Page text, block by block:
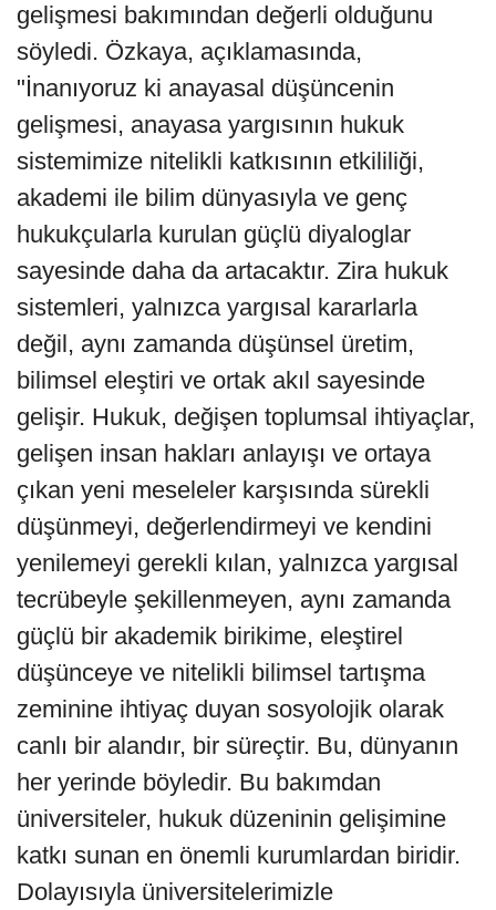
gelişmesi bakımından değerli olduğunu
söyledi. Özkaya, açıklamasında,
"İnanıyoruz ki anayasal düşüncenin
gelişmesi, anayasa yargısının hukuk
sistemimize nitelikli katkısının etkililiği,
akademi ile bilim dünyasıyla ve genç
hukukçularla kurulan güçlü diyaloglar
sayesinde daha da artacaktır. Zira hukuk
sistemleri, yalnızca yargısal kararlarla
değil, aynı zamanda düşünsel üretim,
bilimsel eleştiri ve ortak akıl sayesinde
gelişir. Hukuk, değişen toplumsal ihtiyaçlar,
gelişen insan hakları anlayışı ve ortaya
çıkan yeni meseleler karşısında sürekli
düşünmeyi, değerlendirmeyi ve kendini
yenilemeyi gerekli kılan, yalnızca yargısal
tecrübeyle şekillenmeyen, aynı zamanda
güçlü bir akademik birikime, eleştirel
düşünceye ve nitelikli bilimsel tartışma
zeminine ihtiyaç duyan sosyolojik olarak
canlı bir alandır, bir süreçtir. Bu, dünyanın
her yerinde böyledir. Bu bakımdan
üniversiteler, hukuk düzeninin gelişimine
katkı sunan en önemli kurumlardan biridir.
Dolayısıyla üniversitelerimizle